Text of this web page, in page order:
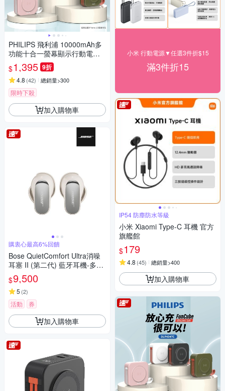
PHILIPS 飛利浦 10000mAh多
功能十合一螢幕顯示行動電源
DLP4347C
$1,395 9折
4.8 (42) 總銷量>300
限時下殺
加入購物車
購衷心最高6%回饋
Bose QuietComfort Ultra消噪
耳塞 II (第二代) 藍牙耳機-多色
選
$9,500
5 (2)
活動 券
加入購物車
小米 行動電源▼任選3件折$15
滿3件折15
IP54 防塵防水等級
小米 Xiaomi Type-C 耳機 官方
旗艦館
$179
4.8 (45) 總銷量>400
加入購物車